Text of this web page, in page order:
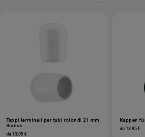
Tappi terminali per tubi rotondi 21 mm
Bianco
da 13,05 €
Kappen
da 13,95 €